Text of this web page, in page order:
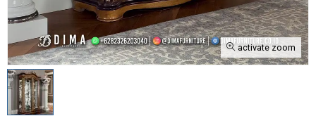
activate zoom